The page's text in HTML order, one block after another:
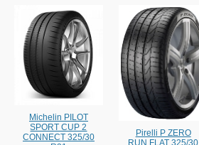
Michelin PILOT
SPORT CUP 2
CONNECT 325/30
Pirelli P ZERO
RUN FLAT 325/30